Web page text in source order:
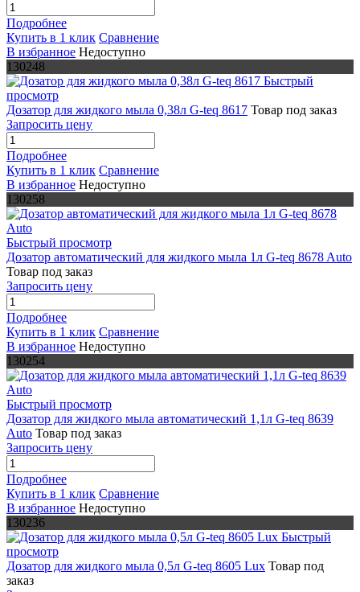
Подробнее
Купить в 1 клик Сравнение
В избранное Недоступно
130248
Быстрый
просмотр
Дозатор для жидкого мыла 0,38л G-teq 8617 Товар под заказ
Запросить цену
Подробнее
Купить в 1 клик Сравнение
В избранное Недоступно
130258
Быстрый просмотр
Дозатор автоматический для жидкого мыла 1л G-teq 8678 Auto
Товар под заказ
Запросить цену
Подробнее
Купить в 1 клик Сравнение
В избранное Недоступно
130254
Быстрый просмотр
Дозатор для жидкого мыла автоматический 1,1л G-teq 8639
Auto Товар под заказ
Запросить цену
Подробнее
Купить в 1 клик Сравнение
В избранное Недоступно
130236
Быстрый
просмотр
Дозатор для жидкого мыла 0,5л G-teq 8605 Lux Товар под
заказ